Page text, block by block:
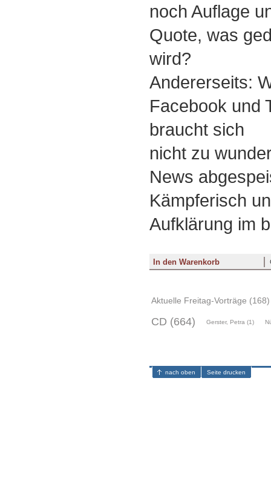
noch Auflage
Quote, was
wird?
Andererseits:
Facebook und
braucht sich
nicht zu
News
Kämpferisch
Aufklärung im
Aktuelle Freitag-Vorträge (168)
CD (664) Gerster, Petra (1)
nach oben Seite drucken